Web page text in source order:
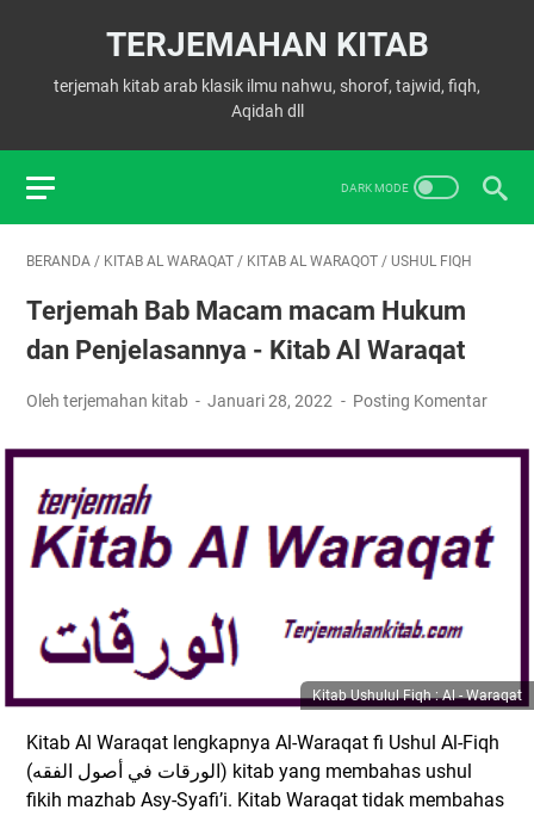
TERJEMAHAN KITAB
terjemah kitab arab klasik ilmu nahwu, shorof, tajwid, fiqh,
Aqidah dll
BERANDA / KITAB AL WARAQAT / KITAB AL WARAQOT / USHUL FIQH
Terjemah Bab Macam macam Hukum
dan Penjelasannya - Kitab Al Waraqat
Oleh terjemahan kitab Januari 28, 2022 Posting Komentar
Kitab Ushulul Fiqh : Al - Waraqat
Kitab Al Waraqat lengkapnya Al-Waraqat fi Ushul Al-Fiqh
(الورقات في أصول الفقه) kitab yang membahas ushul
fikih mazhab Asy-Syafi’i. Kitab Waraqat tidak membahas